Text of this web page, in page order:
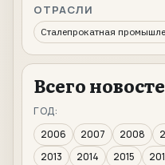
ОТРАСЛИ
Сталепрокатная
Всего
ГОД:
2006
2007 2008
2013
2014 2015